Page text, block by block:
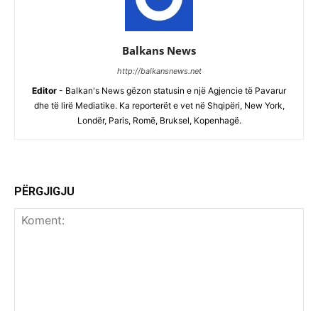
Balkans News
http://balkansnews.net
Editor - Balkan's News gëzon statusin e një Agjencie të Pavarur
dhe të lirë Mediatike. Ka reporterët e vet në Shqipëri, New York,
Londër, Paris, Romë, Bruksel, Kopenhagë.
PËRGJIGJU